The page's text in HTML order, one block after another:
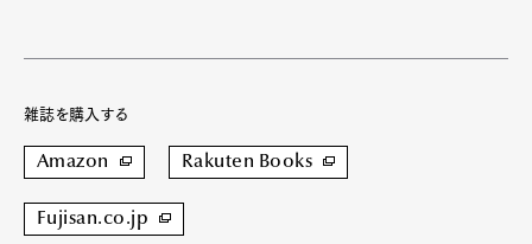
雑誌を購入する
Amazon Rakuten Books
Fujisan.co.jp